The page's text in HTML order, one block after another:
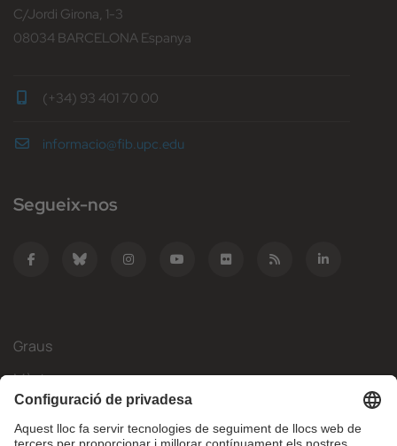
C/Jordi Girona, 1-3
08034 BARCELONA Espanya
(+34) 93 401 70 00
informacio@fib.upc.edu
Segueix-nos
Graus
Màsters
Mobilitat Internacional